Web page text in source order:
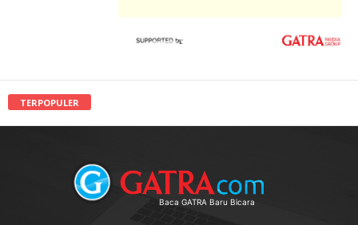
TERPOPULER
Baca GATRA Baru Bicara